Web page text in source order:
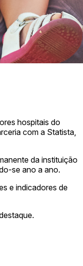
hospitais do
com a Statista,
da instituição
se ano a ano.
e indicadores de